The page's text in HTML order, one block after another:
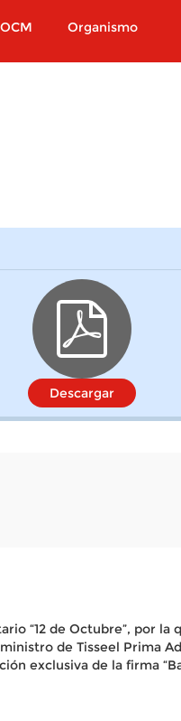
Organismo
Descargar
“12 de Octubre”, por la
de Tisseel Prima
exclusiva de la firma